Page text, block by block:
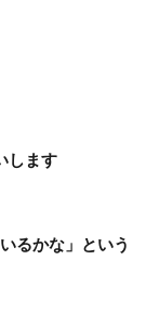
します
るかな」という